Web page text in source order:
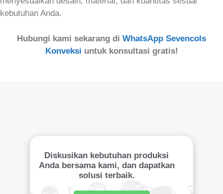
kebutuhan Anda.
Hubungi kami sekarang di WhatsApp Sevencols
Konveksi untuk konsultasi gratis!
Diskusikan kebutuhan produksi
Anda bersama kami, dan dapatkan
solusi terbaik.